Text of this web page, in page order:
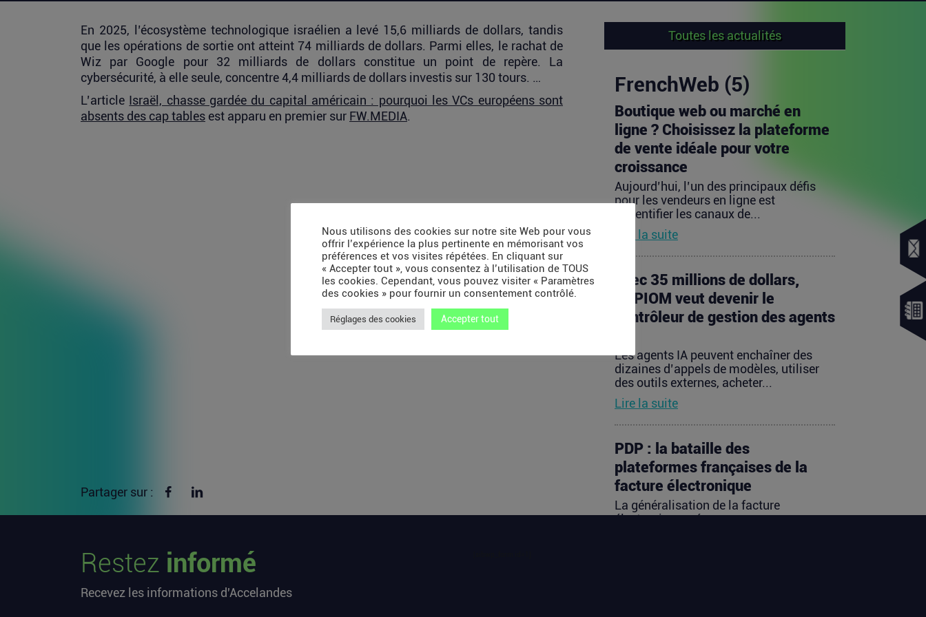
En 2025, l’écosystème technologique israélien a levé 15,6 milliards de dollars, tandis
que les opérations de sortie ont atteint 74 milliards de dollars. Parmi elles, le rachat de
Wiz par Google pour 32 milliards de dollars constitue un point de repère. La
cybersécurité, à elle seule, concentre 4,4 milliards de dollars investis sur 130 tours. …
L’article Israël, chasse gardée du capital américain : pourquoi les VCs européens sont
absents des cap tables est apparu en premier sur FW.MEDIA.
Partager sur : Partager sur Facebook
Toutes les actualités
FrenchWeb (5)
Boutique web ou marché en
ligne ? Choisissez la plateforme
de vente idéale pour votre
croissance
Aujourd’hui, l’un des principaux défis
pour les vendeurs en ligne est
d’identifier les canaux de...
Lire la suite
Avec 35 millions de dollars,
SAPIOM veut devenir le
contrôleur de gestion des agents
Les agents IA peuvent enchaîner des
dizaines d’appels de modèles, utiliser
des outils externes, acheter...
Lire la suite
PDP : la bataille des
plateformes françaises de la
facture électronique
La généralisation de la facture
électronique crée, presque
Restez informé
Recevez les informations d'Accelandes
Nous utilisons des cookies sur notre site Web pour vous
offrir l’expérience la plus pertinente en mémorisant vos
préférences et vos visites répétées. En cliquant sur
« Accepter tout », vous consentez à l’utilisation de TOUS
les cookies. Cependant, vous pouvez visiter « Paramètres
des cookies » pour fournir un consentement contrôlé.
Réglages des cookies Accepter tout